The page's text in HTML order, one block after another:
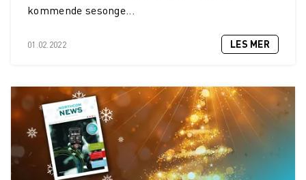
kommende sesonge...
01.02.2022 LES MER